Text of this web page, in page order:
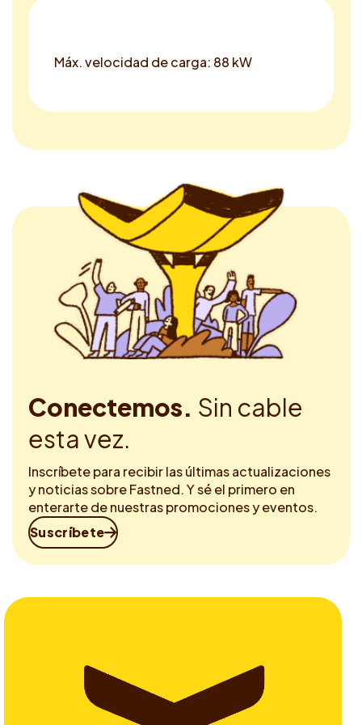
Máx. velocidad de carga: 88 kW
Conectemos. Sin cable
esta vez.
Inscríbete para recibir las últimas actualizaciones
y noticias sobre Fastned. Y sé el primero en
enterarte de nuestras promociones y eventos.
Suscríbete